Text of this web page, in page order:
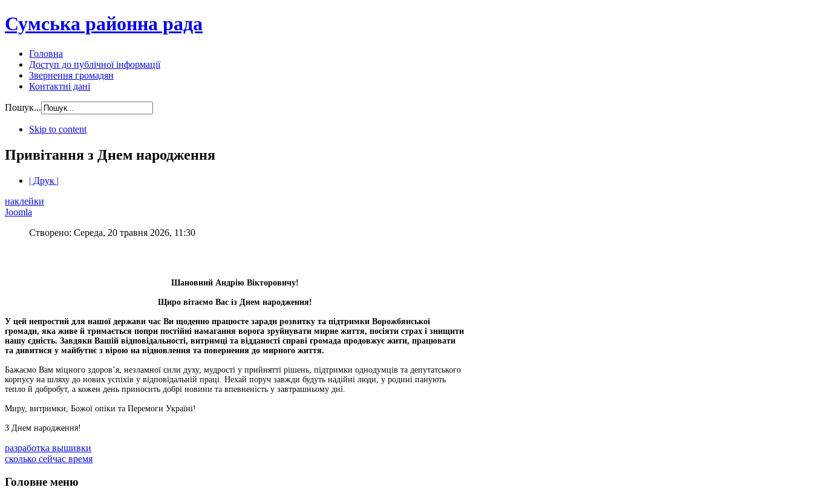
Сумська районна рада
Головна
Доступ до публічної інформації
Звернення громадян
Контактні дані
Пошук...
Skip to content
Привітання з Днем народження
| Друк |
наклейки
Joomla
Створено: Середа, 20 травня 2026, 11:30
Шановний Андрію Вікторовичу!
Щиро вітаємо Вас із Днем народження!
У цей непростий для нашої держави час Ви щоденно працюєте заради розвитку та підтримки Ворожбянської
громади, яка живе й тримається попри постійні намагання ворога зруйнувати мирне життя, посіяти страх і знищити
нашу єдність. Завдяки Вашій відповідальності, витримці та відданості справі громада продовжує жити, працювати
та дивитися у майбутнє з вірою на відновлення та повернення до мирного життя.
Бажаємо Вам міцного здоров’я, незламної сили духу, мудрості у прийнятті рішень, підтримки однодумців та депутатського
корпусу на шляху до нових успіхів у відповідальній праці. Нехай поруч завжди будуть надійні люди, у родині панують
тепло й добробут, а кожен день приносить добрі новини та впевненість у завтрашньому дні.
Миру, витримки, Божої опіки та Перемоги Україні!
З Днем народження!
разработка вышивки
сколько сейчас время
Головне меню